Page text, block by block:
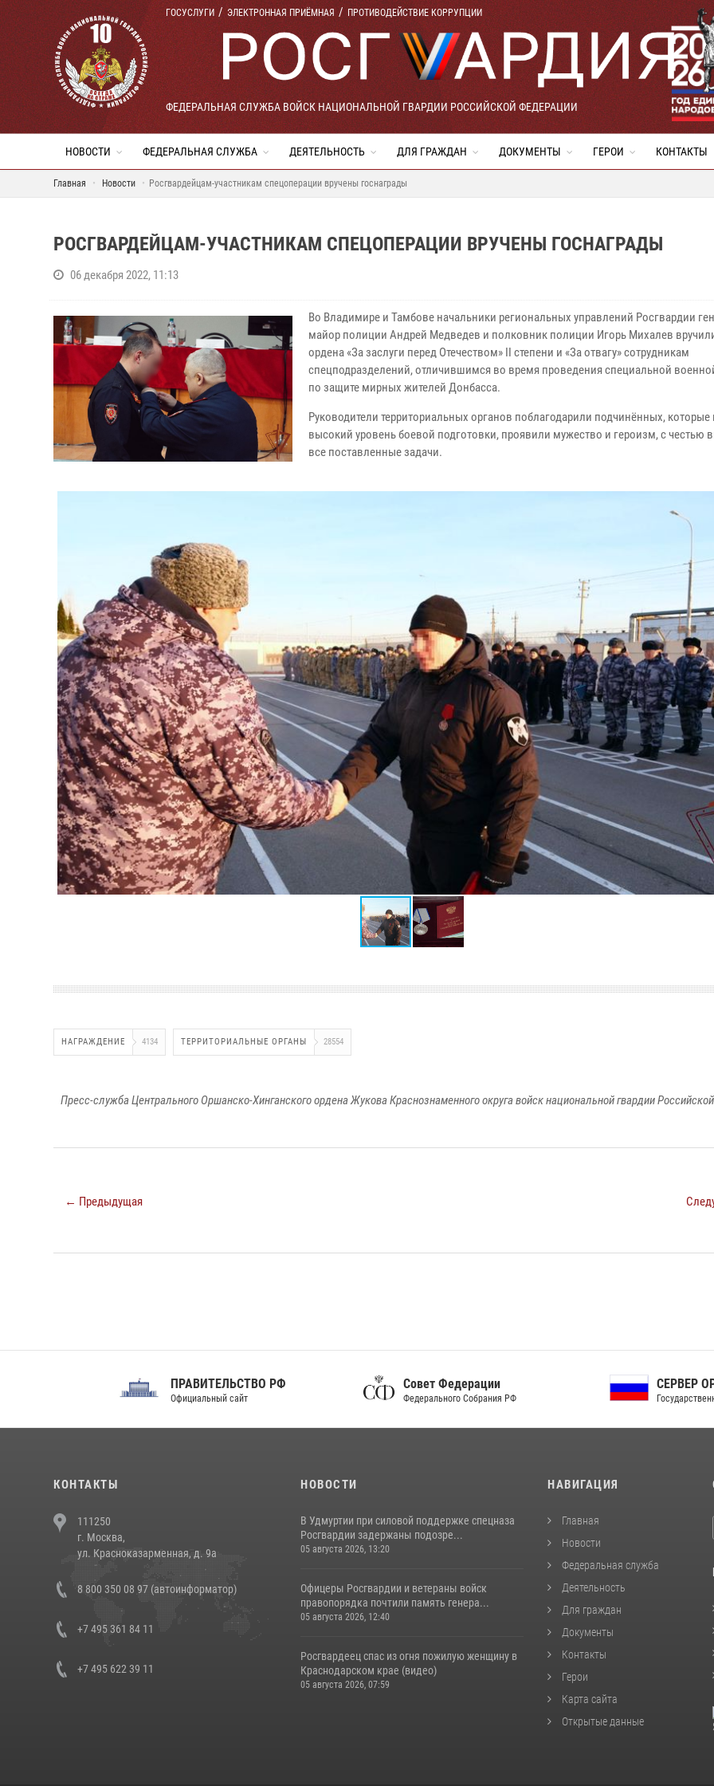
ГОСУСЛУГИ ЭЛЕКТРОННАЯ ПРИЁМНАЯ ПРОТИВОДЕЙСТВИЕ КОРРУПЦИИ
ФЕДЕРАЛЬНАЯ СЛУЖБА ВОЙСК НАЦИОНАЛЬНОЙ ГВАРДИИ РОССИЙСКОЙ ФЕДЕРАЦИИ
НОВОСТИ ФЕДЕРАЛЬНАЯ СЛУЖБА ДЕЯТЕЛЬНОСТЬ ДЛЯ ГРАЖДАН ДОКУМЕНТЫ ГЕРОИ КОНТАКТЫ
Главная Новости Росгвардейцам-участникам спецоперации вручены госнаграды
РОСГВАРДЕЙЦАМ-УЧАСТНИКАМ СПЕЦОПЕРАЦИИ ВРУЧЕНЫ ГОСНАГРАДЫ
06 декабря 2022, 11:13
Во Владимире и Тамбове начальники региональных управлений Росгвардии
майор полиции Андрей Медведев и полковник полиции Игорь Михалев
ордена «За заслуги перед Отечеством» II степени и «За отвагу» сотрудникам
спецподразделений, отличившимся во время проведения специальной
по защите мирных жителей Донбасса.
Руководители территориальных органов поблагодарили подчинённых, которые
высокий уровень боевой подготовки, проявили мужество и героизм, с честью
все поставленные задачи.
НАГРАЖДЕНИЕ 4134 ТЕРРИТОРИАЛЬНЫЕ ОРГАНЫ 28554
Пресс-служба Центрального Оршанско-Хинганского ордена Жукова Краснознаменного округа войск национальной гвардии
← Предыдущая
ПРАВИТЕЛЬСТВО РФ
Официальный сайт
Совет Федерации
Федерального Собрания РФ
СЕРВЕР ОРГАНОВ
Государственной власти РФ
КОНТАКТЫ
111250
г. Москва,
ул. Красноказарменная, д. 9а
8 800 350 08 97 (автоинформатор)
+7 495 361 84 11
+7 495 622 39 11
НОВОСТИ
В Удмуртии при силовой поддержке спецназа
Росгвардии задержаны подозре...
05 августа 2026, 13:20
Офицеры Росгвардии и ветераны войск
правопорядка почтили память генера...
05 августа 2026, 12:40
Росгвардеец спас из огня пожилую женщину в
Краснодарском крае (видео)
05 августа 2026, 07:59
НАВИГАЦИЯ
Главная
Новости
Федеральная служба
Деятельность
Для граждан
Документы
Контакты
Герои
Карта сайта
Открытые данные